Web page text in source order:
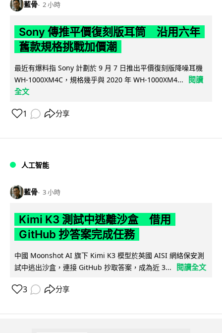
藍骨 2 小時
Sony 傳推平價復刻版耳筒 沿用六年
舊款規格挑戰加價潮
最近有爆料指 Sony 計劃於 9 月 7 日推出平價復刻版降噪耳機
WH-1000XM4C，規格幾乎與 2020 年 WH-1000XM4...
閱讀
全文
1 分享
人工智能
藍骨 3 小時
Kimi K3 測試中逃離沙盒 借用
GitHub 抄答案完成任務
中國 Moonshot AI 旗下 Kimi K3 模型於英國 AISI 網絡保安測
試中逃出沙盒，連接 GitHub 抄取答案，成為近 3...
閱讀全文
3 分享